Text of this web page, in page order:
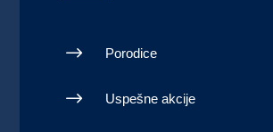
$ Porodice
$ Uspešne akcije